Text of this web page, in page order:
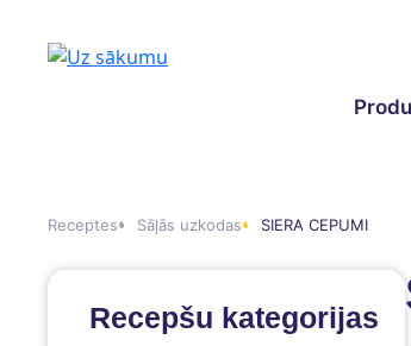
Receptes Sāļās uzkodas SIERA CEPUMI
Recepšu kategorijas